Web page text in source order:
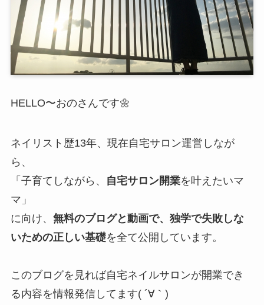
HELLO〜おのさんです🌼
ネイリスト歴13年、現在自宅サロン運営しなが
ら、
「子育てしながら、
自宅サロン開業を叶えたいマ
マ」
に向け、 無料のブログと動画で、独学で失敗しな
いための正しい基礎を全て公開しています。
このブログを見れば自宅ネイルサロンが開業でき
る内容を情報発信してます( ´∀｀)